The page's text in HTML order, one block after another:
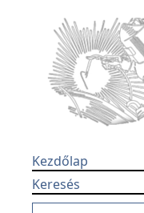
Kezdőlap
Keresés